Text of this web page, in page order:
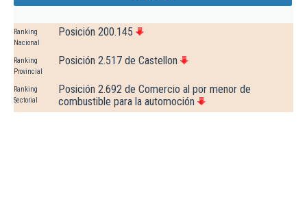
Ranking
Nacional
Posición 200.145
Ranking
Provincial
Posición 2.517 de Castellon
Ranking
Sectorial
Posición 2.692 de Comercio al por menor de
combustible para la automoción